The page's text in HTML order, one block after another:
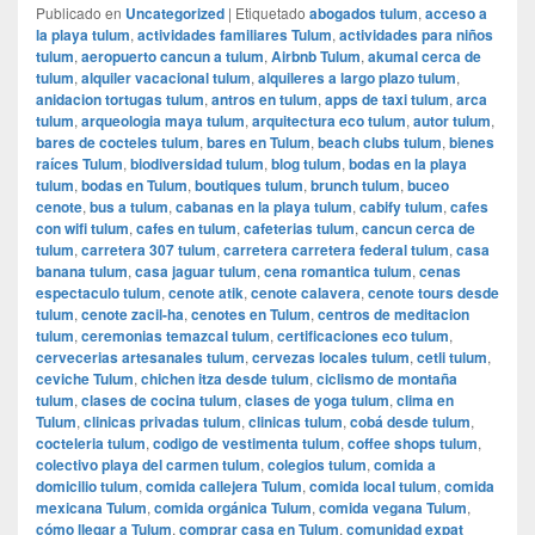
Publicado en Uncategorized | Etiquetado abogados tulum, acceso a
la playa tulum, actividades familiares Tulum, actividades para niños
tulum, aeropuerto cancun a tulum, Airbnb Tulum, akumal cerca de
tulum, alquiler vacacional tulum, alquileres a largo plazo tulum,
anidacion tortugas tulum, antros en tulum, apps de taxi tulum, arca
tulum, arqueologia maya tulum, arquitectura eco tulum, autor tulum,
bares de cocteles tulum, bares en Tulum, beach clubs tulum, bienes
raíces Tulum, biodiversidad tulum, blog tulum, bodas en la playa
tulum, bodas en Tulum, boutiques tulum, brunch tulum, buceo
cenote, bus a tulum, cabanas en la playa tulum, cabify tulum, cafes
con wifi tulum, cafes en tulum, cafeterias tulum, cancun cerca de
tulum, carretera 307 tulum, carretera carretera federal tulum, casa
banana tulum, casa jaguar tulum, cena romantica tulum, cenas
espectaculo tulum, cenote atik, cenote calavera, cenote tours desde
tulum, cenote zacil-ha, cenotes en Tulum, centros de meditacion
tulum, ceremonias temazcal tulum, certificaciones eco tulum,
cervecerias artesanales tulum, cervezas locales tulum, cetli tulum,
ceviche Tulum, chichen itza desde tulum, ciclismo de montaña
tulum, clases de cocina tulum, clases de yoga tulum, clima en
Tulum, clinicas privadas tulum, clinicas tulum, cobá desde tulum,
cocteleria tulum, codigo de vestimenta tulum, coffee shops tulum,
colectivo playa del carmen tulum, colegios tulum, comida a
domicilio tulum, comida callejera Tulum, comida local tulum, comida
mexicana Tulum, comida orgánica Tulum, comida vegana Tulum,
cómo llegar a Tulum, comprar casa en Tulum, comunidad expat